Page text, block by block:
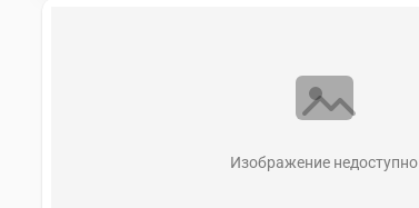
Изображение недоступно